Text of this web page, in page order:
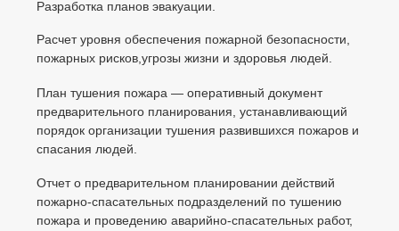
Разработка планов эвакуации.
Расчет уровня обеспечения пожарной безопасности,
пожарных рисков,угрозы жизни и здоровья людей.
План тушения пожара — оперативный документ
предварительного планирования, устанавливающий
порядок организации тушения развившихся пожаров и
спасания людей.
Отчет о предварительном планировании действий
пожарно-спасательных подразделений по тушению
пожара и проведению аварийно-спасательных работ,